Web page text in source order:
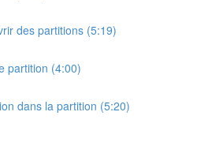
des partitions (5:19)
partition (4:00)
dans la partition (5:20)